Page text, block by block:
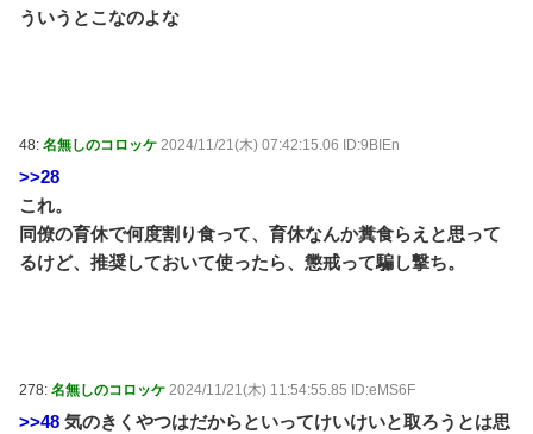
ういうとこなのよな
48: 名無しのコロッケ 2024/11/21(木) 07:42:15.06 ID:9BIEn
>>28
これ。
同僚の育休で何度割り食って、育休なんか糞食らえと思って
るけど、推奨しておいて使ったら、懲戒って騙し撃ち。
278: 名無しのコロッケ 2024/11/21(木) 11:54:55.85 ID:eMS6F
>>48 気のきくやつはだからといってけいけいと取ろうとは思